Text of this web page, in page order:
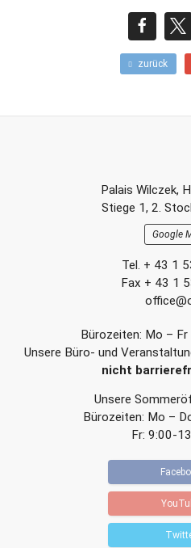
teilen teilen
zurück
r
e
i
t
r
g
Palais Wilczek,
Stiege 1, 2.
Google
Tel. + 43 1
Fax + 43 1
Bürozeiten: Mo –
Unsere Büro- und
nicht
Unsere
Bürozeiten: Mo –
Fr: 9:00-